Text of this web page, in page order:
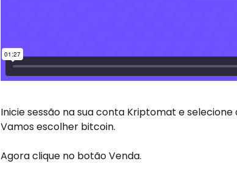
Inicie sessão na sua conta Kriptomat e selecione
Vamos escolher bitcoin.
Agora clique no botão Venda.